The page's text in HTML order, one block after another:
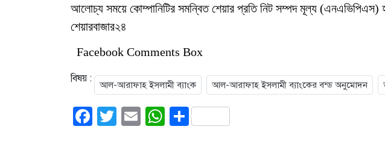
আলোচ্য সময়ে কোম্পানিটির সমন্বিত শেয়ার প্রতি নিট সম্পদ মূল্য (এনএভিপিএস)
শেয়ারবাজার২৪
Facebook Comments Box
বিষয় :
আল-আরাফাহ ইসলামী ব্যাংক আল-আরাফাহ ইসলামী ব্যাংকের বন্ড অনুমোদন
Facebook
Twitter
EmailWhatsApp
Share